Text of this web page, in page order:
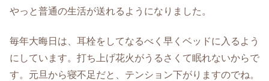
やっと普通の生活が送れるようになりました。
毎年大晦日は、耳栓をしてなるべく早くベッドに入るよう
にしています。打ち上げ花火がうるさくて眠れないからで
す。元旦から寝不足だと、テンション下がりますのでね。